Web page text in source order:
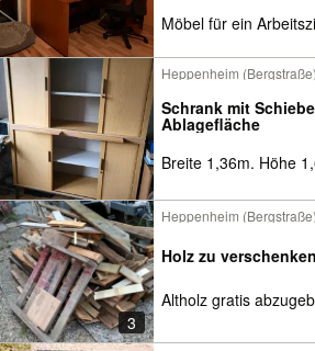
Möbel für ein
Heppenheim (Bergstraße)
Schrank mit
Ablagefläche
Breite 1,36m. Höhe
3
Heppenheim (Bergstraße)
Holz zu verschenken
Altholz gratis